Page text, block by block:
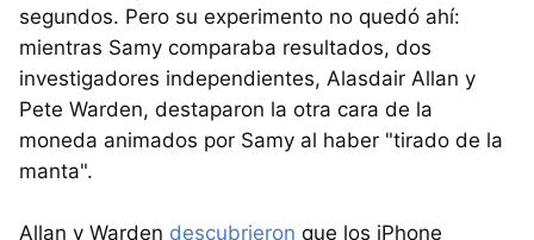
segundos. Pero su experimento no quedó ahí:
mientras Samy comparaba resultados, dos
investigadores independientes, Alasdair Allan y
Pete Warden, destaparon la otra cara de la
moneda animados por Samy al haber "tirado de la
manta".
Allan y Warden descubrieron que los iPhone